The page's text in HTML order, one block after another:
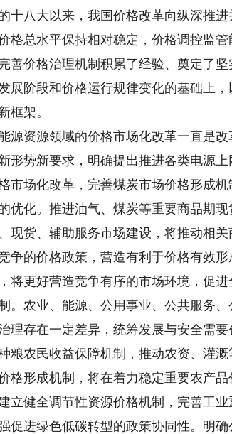
八大以来，我国价格改革向纵深推进
格总水平保持相对稳定，价格调控监
善价格治理机制积累了经验、奠定了坚
阶段和价格运行规律变化的基础上，
框架。
资源领域的价格市场化改革一直是改
形势新要求，明确提出推进各类电源
市场化改革，完善煤炭市场价格形成
优化。推进油气、煤炭等重要商品期
现货、辅助服务市场建设，将推动相
争的价格政策，营造有利于价格有效
将更好营造竞争有序的市场环境，促进
农业、能源、公用事业、公共服务、
理存在一定差异，统筹发展与安全需
粮农民收益保障机制，推动农资、灌
格形成机制，将在着力稳定重要农产
立健全调节性资源价格机制，完善工
促进绿色低碳转型的政策协同性。明